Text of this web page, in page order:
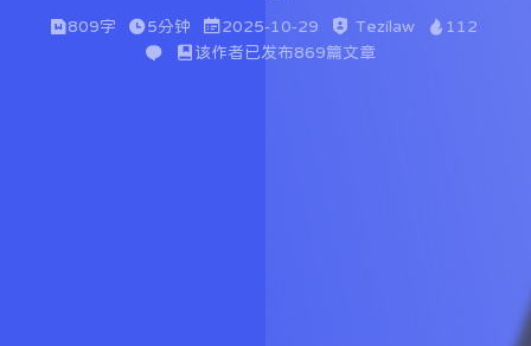
809字 5分钟 2025-10-29 Tezilaw
112
该作者已发布869篇文章